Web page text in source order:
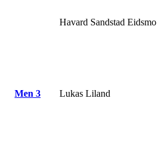
Havard Sandstad Eidsmo
Men 3 Lukas Liland